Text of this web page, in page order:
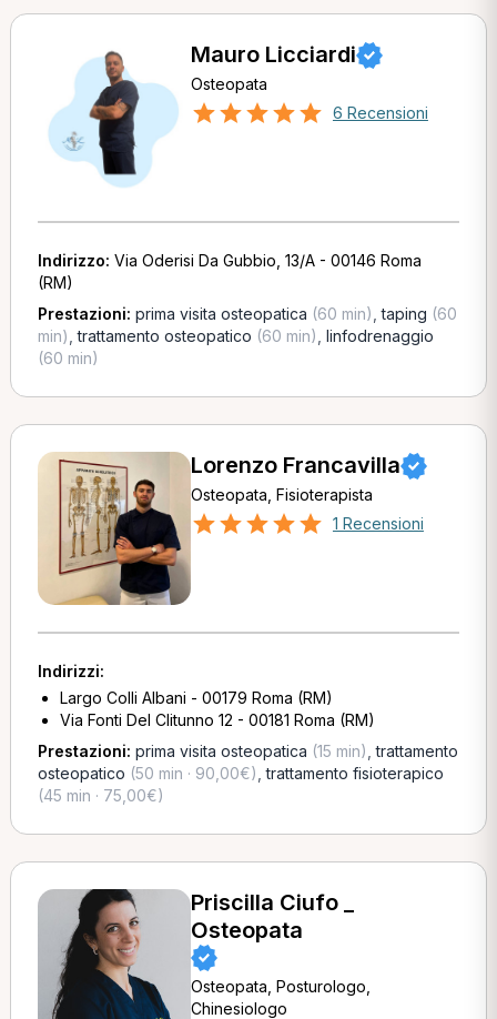
Mauro Licciardi
Osteopata
6 Recensioni
Indirizzo: Via Oderisi Da Gubbio, 13/A - 00146 Roma
(RM)
Prestazioni: prima visita osteopatica (60 min) ,taping (60
min) ,trattamento osteopatico (60 min) linfodrenaggio
(60 min)
Lorenzo Francavilla
Osteopata, Fisioterapista
1 Recensioni
Indirizzi:
Largo Colli Albani - 00179 Roma (RM)
Via Fonti Del Clitunno 12 - 00181 Roma (RM)
Prestazioni: prima visita osteopatica (15 min) ,trattamento
osteopatico (50 min · 90,00€) ,trattamento fisioterapico
(45 min · 75,00€)
Priscilla Ciufo _
Osteopata
Osteopata, Posturologo,
Chinesiologo